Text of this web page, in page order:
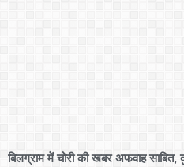
बिलग्राम में चोरी की खबर अफवाह साबित,